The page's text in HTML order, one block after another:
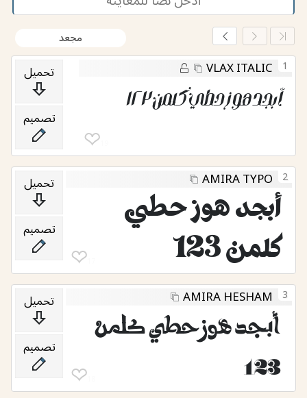
مجعد
1
VLAX ITALIC
أبجد هوز حطي كلمن ١٢٣
❤︎
تحميل
تصميم
2
AMIRA TYPO
أبجد هوز حطي
كلمن 123
❤︎
تحميل
تصميم
3
AMIRA HESHAM
أبجد هوز حطي كلمن
123
❤︎
تحميل
تصميم